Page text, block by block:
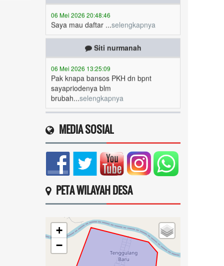
Siti nurmanah
06 Mei 2026 13:25:09
Pak knapa bansos PKH dn bpnt
brubah...selengkapnya
Siti nurmanah
Pak knapa bansos PKH dn bpnt
priodenya blm brubah
k...selengkapnya
Juliah
05 Mei 2026 15:52:17
januari-...selengkapnya
Daliah widaningsih
05 Mei 2026 11:28:44
MEDIA SOSIAL
PETA WILAYAH DESA
+
−